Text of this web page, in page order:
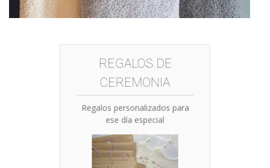
REGALOS DE
CEREMONIA
Regalos personalizados para
ese día especial